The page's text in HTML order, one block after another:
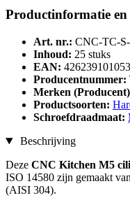
Productinformatie en
Art. nr.: CNC-TC-
Inhoud: 25 stuks
EAN:
Producentnummer:
Merken
Productsoorten:
Schroefdraadmaat:
Beschrijving
Deze CNC Kitchen M5
ISO 14580 zijn gemaakt
(AISI 304).